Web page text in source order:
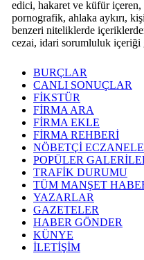
edici, hakaret ve küfür içeren,
pornografik, ahlaka aykırı,
benzeri niteliklerde
cezai, idari sorumluluk içeriği
BURÇLAR
CANLI SONUÇLAR
FİKSTÜR
FİRMA ARA
FİRMA EKLE
FİRMA REHBERİ
NÖBETÇİ
POPÜLER
TRAFİK DURUMU
TÜM MANŞET
YAZARLAR
GAZETELER
HABER GÖNDER
KÜNYE
İLETİŞİM